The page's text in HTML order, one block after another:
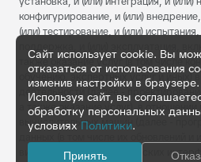
конфигурирование, и (или)
(или) тестирование, и (или)
поддержка, и (или) эксплуатация,
также оказание услуг (в том числе
обучению, экспертных услуг и иных)
деятельности (далее -
а также оказание услуг), в
вычислительных машин (далее -
данных (в том числе их обновлений и
визуальных пользовательских
Сайт использует cookie. Вы
отказаться от использования
изменив настройки в браузере.
Используя сайт, вы
обработку персональных
условиях Политики.
Принять